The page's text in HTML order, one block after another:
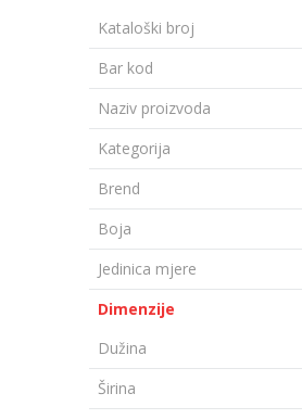
Kataloški broj
Bar kod
Naziv proizvoda
Kategorija
Brend
Boja
Jedinica mjere
Dimenzije
Dužina
Širina